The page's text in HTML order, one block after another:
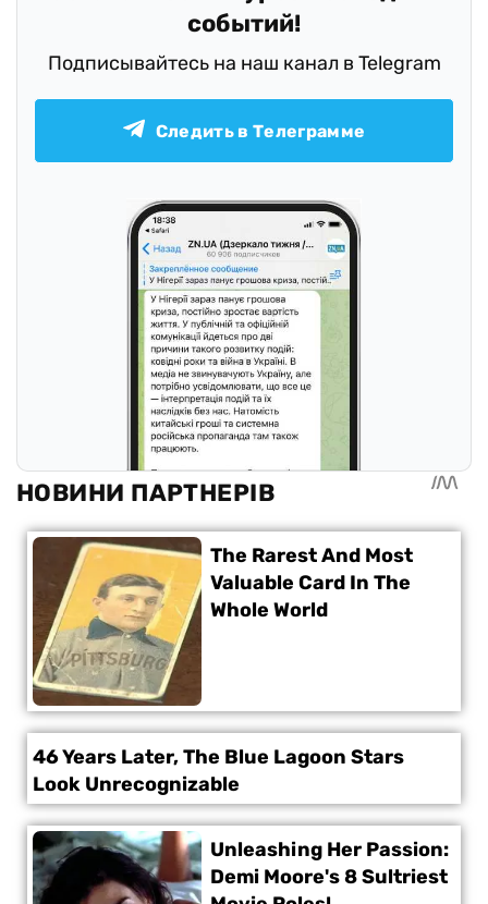
событий!
Подписывайтесь на наш канал в Telegram
Следить в Телеграмме